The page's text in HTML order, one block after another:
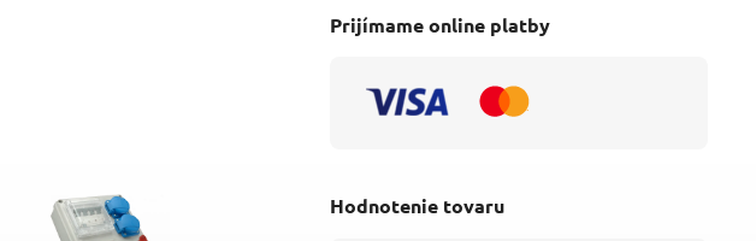
Prijímame online platby
Hodnotenie tovaru